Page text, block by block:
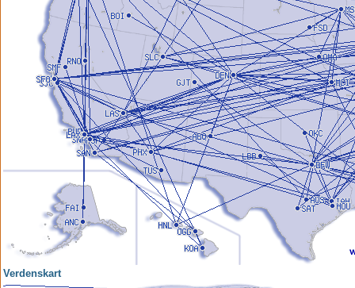
Verdenskart